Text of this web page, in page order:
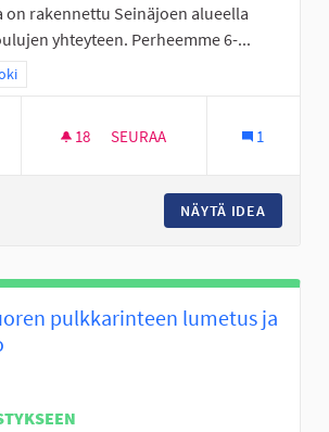
on rakennettu Seinäjoen alueella
yhteyteen. Perheemme 6-...
mukaan: Läntinen Seinäjoki
18 18 SEURAAJAA
SEURAA 1
NÄYTÄ IDEA
pulkkarinteen lumetus ja